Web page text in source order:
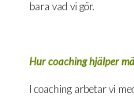
bara vad vi gör.
Hur coaching hjäl­per
I coaching arbe­tar vi